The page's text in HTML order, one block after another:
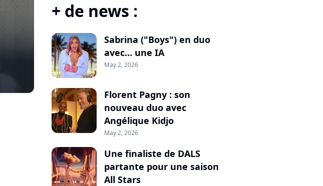
+ de news :
Sabrina ("Boys") en duo
avec... une IA
May 2, 2026
Florent Pagny : son
nouveau duo avec
Angélique Kidjo
May 2, 2026
Une finaliste de DALS
partante pour une saison
All Stars